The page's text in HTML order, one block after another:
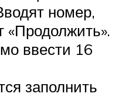
номер,
ввести 16
заполнить